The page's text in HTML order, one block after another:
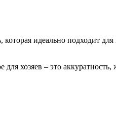
идеально подходит
для хозяев – это